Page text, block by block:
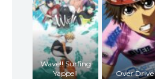
Wave!! Surfing
Yappe!!
Over Drive